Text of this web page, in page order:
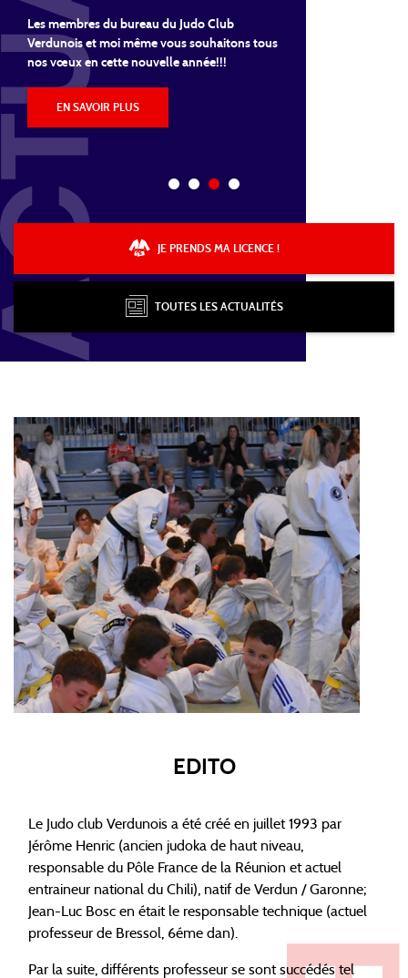
club qui ont participé le 08 janvier au tournoi
de Lavelanet.Voici les...
JUDO
Ca y est, on peut enfin reprendre!!!!!On se
donne rendez-vous dés aujourd'hui au dojo de
EN SAVOIR PLUS
Les membres du bureau du Judo Club
Verdunois et moi même vous souhaitons tous
nos vœux en cette nouvelle année!!!
EN SAVOIR PLUS
MINEURS
https://www.ffjudo.com/actualite/echeancier-
de-reprise-des-activites-judo-et-da
JE PRENDS MA LICENCE !
TOUTES LES ACTUALITÉS
EDITO
Le Judo club Verdunois a été créé en juillet 1993 par
Jérôme Henric (ancien judoka de haut niveau,
responsable du Pôle France de la Réunion et actuel
entraineur national du Chili), natif de Verdun / Garonne;
Jean-Luc Bosc en était le responsable technique (actuel
professeur de Bressol, 6éme dan).
Par la suite, différents professeur se sont succédés tel